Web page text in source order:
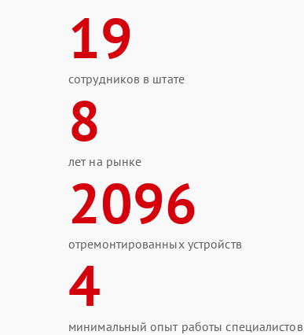
19
сотрудников в штате
8
лет на рынке
2096
отремонтированных устройств
4
минимальный опыт работы специалистов